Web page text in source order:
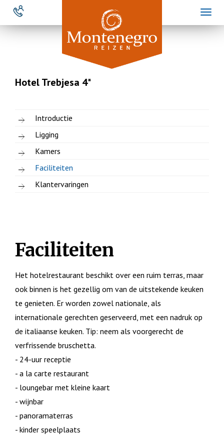
Overslaan
naar
Hotel Trebjesa 4*
Introductie
Ligging
Kamers
Faciliteiten
Klantervaringen
Faciliteiten
Het hotelrestaurant beschikt over een ruim terras, maar
ook binnen is het gezellig om van de uitstekende keuken
te genieten. Er worden zowel nationale, als
internationale gerechten geserveerd, met een nadruk op
de italiaanse keuken. Tip: neem als voorgerecht de
verfrissende bruschetta.
- 24-uur receptie
- a la carte restaurant
- loungebar met kleine kaart
- wijnbar
- panoramaterras
- kinder speelplaats